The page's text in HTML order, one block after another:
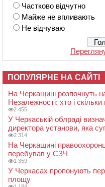
Частково відчутно
Майже не впливають
Не відчуваю
ПОПУЛЯРНЕ НА САЙТІ
На Черкащині розпочнуть
Незалежності: хто і
2 455
У Черкаській облраді
директора установи, яка
2 314
На Черкащині
перебував у СЗЧ
1 359
У Черкасах пропонують
площу